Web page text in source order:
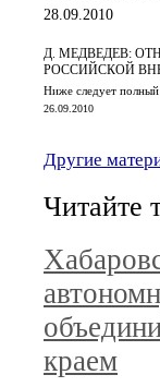
28.09.2010
Д. МЕДВЕДЕВ:
РОССИЙСКОЙ
Ниже следует
26.09.2010
Другие
Читайте
краем